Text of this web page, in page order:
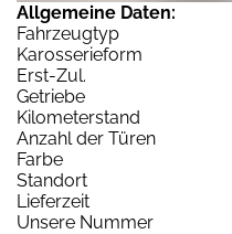
Allgemeine Daten:
Fahrzeugtyp
Karosserieform
Erst-Zul.
Getriebe
Kilometerstand
Anzahl der Türen
Farbe
Standort
Lieferzeit
Unsere Nummer